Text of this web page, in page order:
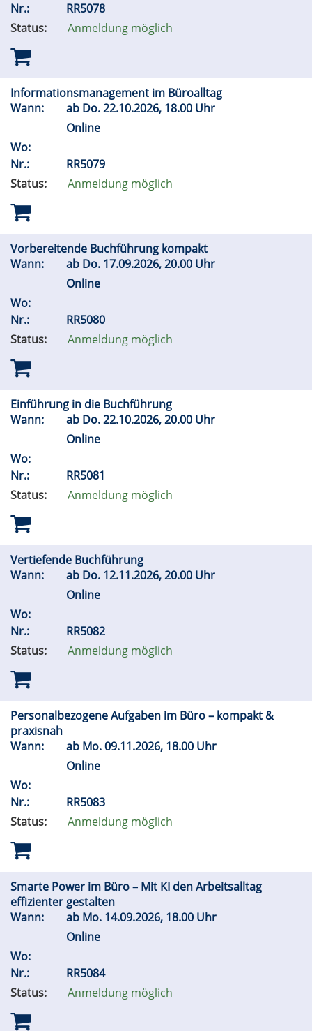
Nr.:
RR5078
Status:
Anmeldung möglich
Informationsmanagement im Büroalltag
Wann:
ab Do.22.10.2026, 18.00 Uhr
Online
Wo:
Nr.:
RR5079
Status:
Anmeldung möglich
Vorbereitende Buchführung kompakt
Wann:
ab Do. 17.09.2026, 20.00 Uhr
Online
Wo:
Nr.:
RR5080
Status:
Anmeldung möglich
Einführung in die Buchführung
Wann:
ab Do.22.10.2026, 20.00 Uhr
Online
Wo:
Nr.:
RR5081
Status:
Anmeldung möglich
Vertiefende Buchführung
Wann:
ab Do. 12.11.2026, 20.00 Uhr
Online
Wo:
Nr.:
RR5082
Status:
Anmeldung möglich
Personalbezogene Aufgaben im Büro – kompakt &
praxisnah
Wann:
ab Mo.09.11.2026, 18.00 Uhr
Online
Wo:
Nr.:
RR5083
Status:
Anmeldung möglich
Smarte Power im Büro – Mit KI den Arbeitsalltag
effizienter gestalten
Wann:
ab Mo. 14.09.2026, 18.00 Uhr
Online
Wo:
Nr.:
RR5084
Status:
Anmeldung möglich